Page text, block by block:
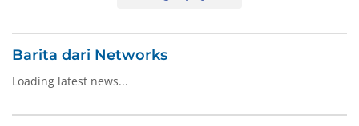
Barita dari Networks
Loading latest news...